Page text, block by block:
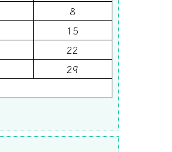
8
15
22
29